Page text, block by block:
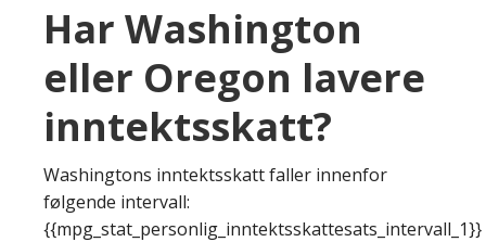
Har Washington
eller Oregon lavere
inntektsskatt?
Washingtons inntektsskatt faller innenfor
følgende intervall:
{{mpg_stat_personlig_inntektsskattesats_intervall_1}}